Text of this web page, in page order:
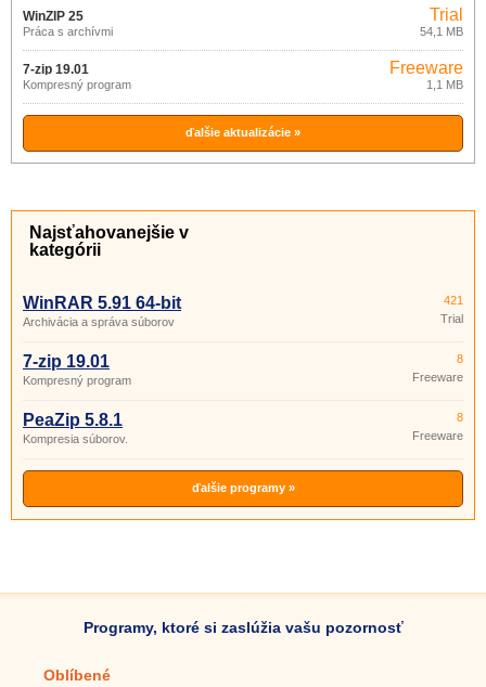
WinZIP 25
Práca s archívmi
Trial
54,1 MB
7-zip 19.01
Kompresný program
Freeware
1,1 MB
ďalšie aktualizácie »
Najsťahovanejšie v
kategórii
WinRAR 5.91 64-bit
Archivácia a správa súborov
421
Trial
7-zip 19.01
Kompresný program
8
Freeware
PeaZip 5.8.1
Kompresia súborov.
8
Freeware
ďalšie programy »
Programy, ktoré si zaslúžia vašu pozornosť
Oblíbené